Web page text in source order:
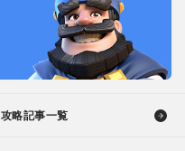
攻略記事一覧